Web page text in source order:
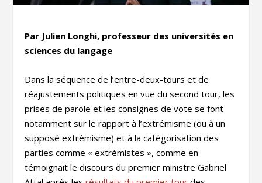
Par Julien Longhi, professeur des universités en
sciences du langage
Dans la séquence de l’entre-deux-tours et de
réajustements politiques en vue du second tour, les
prises de parole et les consignes de vote se font
notamment sur le rapport à l’extrémisme (ou à un
supposé extrémisme) et à la catégorisation des
parties comme « extrémistes », comme en
témoignait le discours du premier ministre Gabriel